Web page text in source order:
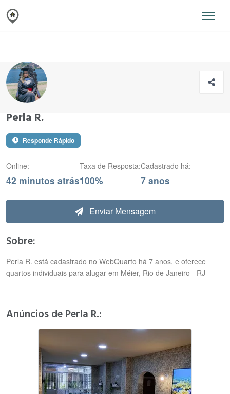
Perla R.
Responde Rápido
Online:
42 minutos atrás
Taxa de Resposta:
100%
Cadastrado há:
7 anos
Enviar Mensagem
Sobre:
Perla R. está cadastrado no WebQuarto há 7 anos, e oferece
quartos individuais para alugar em Méier, Rio de Janeiro - RJ
Anúncios de Perla R.: